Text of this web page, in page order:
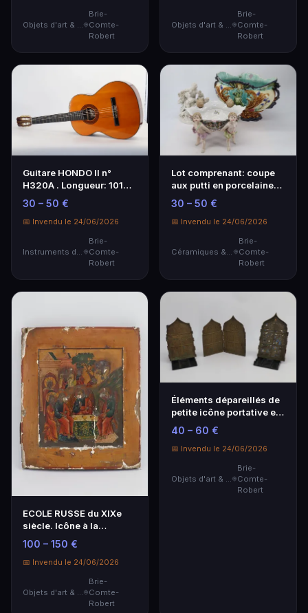
Objets d'art & Curiosités
Brie-
Comte-
Robert
Objets d'art & Curiosités
Brie-
Comte-
Robert
Guitare HONDO II n°
H320A . Longueur: 101
cm (Choc)
30 – 50 €
📅 Invendu le 24/06/2026
Instruments de Musique
Brie-
Comte-
Robert
Lot comprenant: coupe
aux putti en porcelaine
dans le goût d…
30 – 50 €
📅 Invendu le 24/06/2026
Céramiques & Porcelaine
Brie-
Comte-
Robert
ECOLE RUSSE du XIXe
siècle. Icône à la
tempera représentant …
100 – 150 €
📅 Invendu le 24/06/2026
Brie-
Comte-
Robert
Éléments dépareillés de
petite icône portative en
laiton.
40 – 60 €
📅 Invendu le 24/06/2026
Objets d'art & Curiosités
Brie-
Comte-
Robert